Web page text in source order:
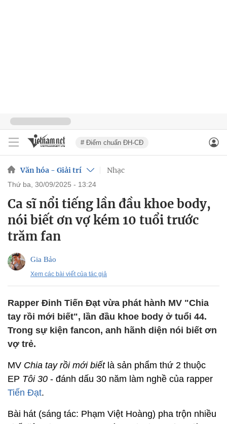
# Điểm chuẩn ĐH-CĐ
Văn hóa - Giải trí Nhạc
thứ ba, 30/09/2025 - 13:24
Ca sĩ nổi tiếng lần đầu khoe body,
nói biết ơn vợ kém 10 tuổi trước
trăm fan
Gia Bảo
Xem các bài viết của tác giả
Rapper Đinh Tiến Đạt vừa phát hành MV "Chia
tay rồi mới biết", lần đầu khoe body ở tuổi 44.
Trong sự kiện fancon, anh hãnh diện nói biết ơn
vợ trẻ.
MV Chia tay rồi mới biếtlà sản phẩm thứ 2 thuộc
EP Tôi 30 - đánh dấu 30 năm làm nghề của rapper
Tiến Đạt.
Bài hát (sáng tác: Phạm Việt Hoàng) pha trộn nhiều